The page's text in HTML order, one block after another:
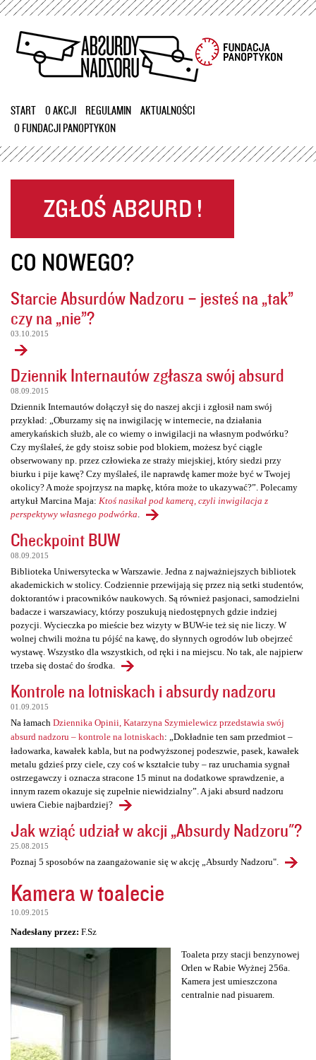
Przejdź
treści
START O AKCJI REGULAMIN
AKTUALNOŚCI
O FUNDACJI PANOPTYKON
CO NOWEGO?
Starcie Absurdów Nadzoru – jesteś na „tak”
czy na „nie”?
03.10.2015
Dziennik Internautów zgłasza swój absurd
08.09.2015
Dziennik Internautów dołączył się do naszej akcji i zgłosił nam swój
przykład: „Oburzamy się na inwigilację w internecie, na działania
amerykańskich służb, ale co wiemy o inwigilacji na własnym podwórku?
Czy myślałeś, że gdy stoisz sobie pod blokiem, możesz być ciągle
obserwowany np. przez człowieka ze straży miejskiej, który siedzi przy
biurku i pije kawę? Czy myślałeś, ile naprawdę kamer może być w Twojej
okolicy? A może spojrzysz na mapkę, która może to ukazywać?”. Polecamy
artykuł Marcina Maja: Ktoś nasikał pod kamerą, czyli inwigilacja z
perspektywy własnego podwórka
Checkpoint BUW
08.09.2015
Biblioteka Uniwersytecka w Warszawie. Jedna z najważniejszych bibliotek
akademickich w stolicy. Codziennie przewijają się przez nią setki studentów,
doktorantów i pracowników naukowych. Są również pasjonaci, samodzielni
badacze i warszawiacy, którzy poszukują niedostępnych gdzie indziej
pozycji. Wycieczka po mieście bez wizyty w BUW-ie też się nie liczy. W
wolnej chwili można tu pójść na kawę, do słynnych ogrodów lub obejrzeć
wystawę. Wszystko dla wszystkich, od ręki i na miejscu. No tak, ale najpierw
trzeba się dostać do środka.
Kontrole na lotniskach i absurdy nadzoru
01.09.2015
Na łamach Dziennika Opinii, Katarzyna Szymielewicz przedstawia swój
absurd nadzoru – kontrole na lotniskach: „Dokładnie ten sam przedmiot –
ładowarka, kawałek kabla, but na podwyższonej podeszwie, pasek, kawałek
metalu gdzieś przy ciele, czy coś w kształcie tuby – raz uruchamia sygnał
ostrzegawczy i oznacza stracone 15 minut na dodatkowe sprawdzenie, a
innym razem okazuje się zupełnie niewidzialny”. A jaki absurd nadzoru
uwiera Ciebie najbardziej?
Jak wziąć udział w akcji „Absurdy Nadzoru"?
25.08.2015
Poznaj 5 sposobów na zaangażowanie się w akcję „Absurdy Nadzoru".
Kamera w toalecie
10.09.2015
Nadesłany przez: F.Sz
Toaleta przy stacji benzynowej
Orlen w Rabie Wyżnej 256a.
Kamera jest umieszczona
centralnie nad pisuarem.